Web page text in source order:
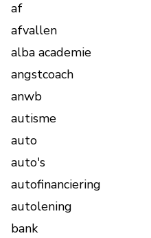
af
afvallen
alba academie
angstcoach
anwb
autisme
auto
auto's
autofinanciering
autolening
bank